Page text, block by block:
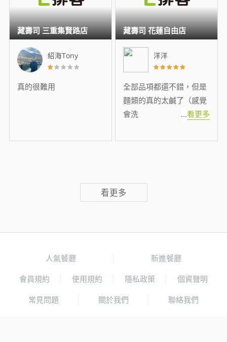
紹海Tony
真的很難用
藏壽司 三重集賢路店
洋洋
全部品項都還不錯，但是
麵類的真的太鹹了（感覺
會洗
...看更多
藏壽司 花蓮自由店
看更多
人氣餐廳 新進餐廳
會員規約 使用規約 隱私政策 個資聲明
常見問題 關於我們 聯絡我們